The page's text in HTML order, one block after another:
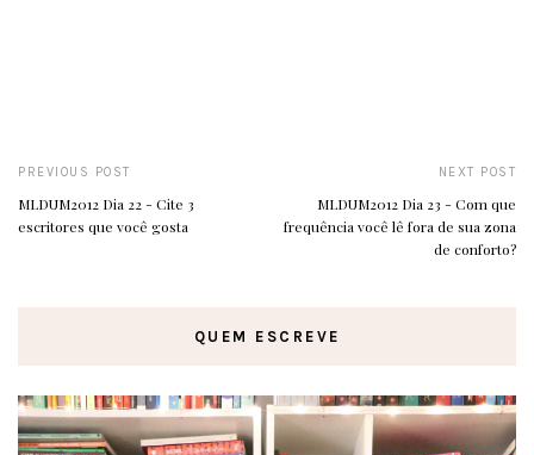
PREVIOUS POST
MLDUM2012 Dia 22 - Cite 3
escritores que você gosta
NEXT POST
MLDUM2012 Dia 23 - Com que
frequência você lê fora de sua zona
de conforto?
QUEM ESCREVE